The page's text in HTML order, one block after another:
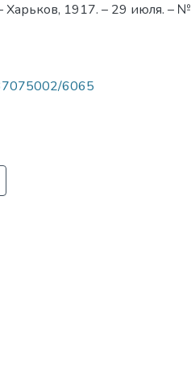
1917. – 29 июля. – №
6065